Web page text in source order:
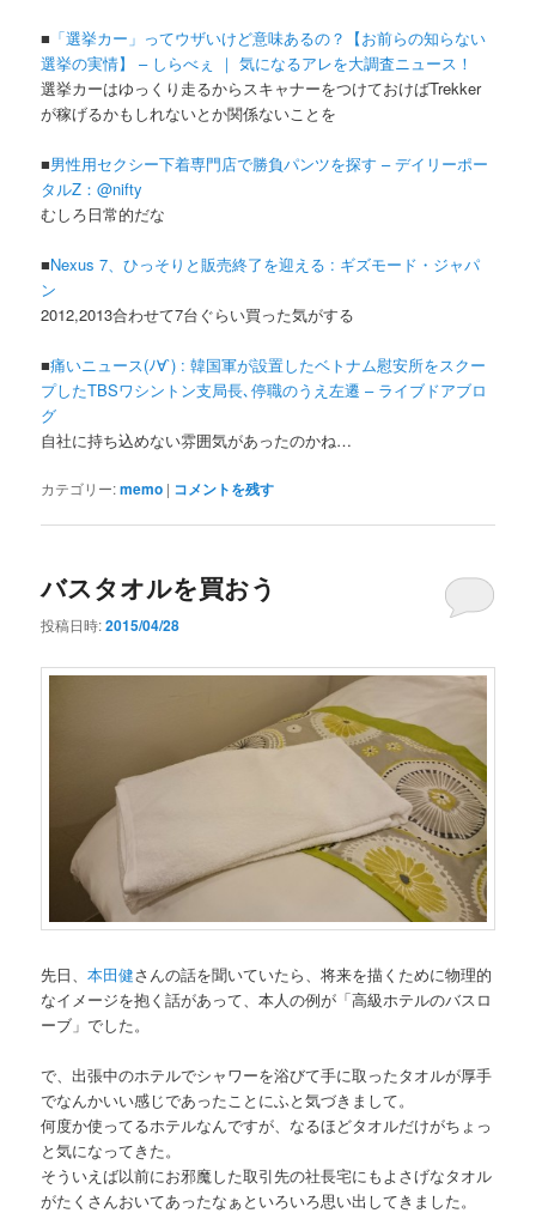
■ 「選挙カー」ってウザいけど意味あるの？【お前らの知らない
選挙の実情】 – しらべぇ ｜ 気になるアレを大調査ニュース！
選挙カーはゆっくり走るからスキャナーをつけておけばTrekker
が稼げるかもしれないとか関係ないことを
■男性用セクシー下着専門店で勝負パンツを探す – デイリーポー
タルZ：@nifty
むしろ日常的だな
■Nexus 7、ひっそりと販売終了を迎える : ギズモード・ジャパ
ン
2012,2013合わせて7台ぐらい買った気がする
■痛いニュース(ﾉ∀`) : 韓国軍が設置したベトナム慰安所をスクー
プしたTBSワシントン支局長､停職のうえ左遷 – ライブドアブロ
グ
自社に持ち込めない雰囲気があったのかね…
カテゴリー:memo | コメントを残す
バスタオルを買おう
投稿日時:2015/04/28
先日、本田健さんの話を聞いていたら、将来を描くために物理的
なイメージを抱く話があって、本人の例が「高級ホテルのバスロ
ーブ」でした。
で、出張中のホテルでシャワーを浴びて手に取ったタオルが厚手
でなんかいい感じであったことにふと気づきまして。
何度か使ってるホテルなんですが、なるほどタオルだけがちょっ
と気になってきた。
そういえば以前にお邪魔した取引先の社長宅にもよさげなタオル
がたくさんおいてあったなぁといろいろ思い出してきました。